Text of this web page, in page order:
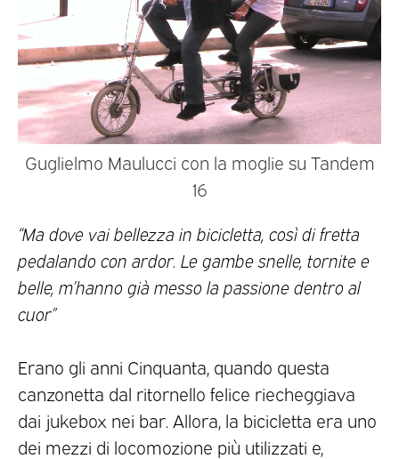
Guglielmo Maulucci con la moglie su Tandem
16
“Ma dove vai bellezza in bicicletta, così di fretta
pedalando con ardor. Le gambe snelle, tornite e
belle, m’hanno già messo la passione dentro al
cuor”
Erano gli anni Cinquanta, quando questa
canzonetta dal ritornello felice riecheggiava
dai jukebox nei bar. Allora, la bicicletta era uno
dei mezzi di locomozione più utilizzati e,